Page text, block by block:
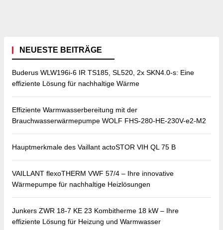
NEUESTE BEITRÄGE
Buderus WLW196i-6 IR TS185, SL520, 2x SKN4.0-s: Eine
effiziente Lösung für nachhaltige Wärme
Effiziente Warmwasserbereitung mit der
Brauchwasserwärmepumpe WOLF FHS-280-HE-230V-e2-M2
Hauptmerkmale des Vaillant actoSTOR VIH QL 75 B
VAILLANT flexoTHERM VWF 57/4 – Ihre innovative
Wärmepumpe für nachhaltige Heizlösungen
Junkers ZWR 18-7 KE 23 Kombitherme 18 kW – Ihre
effiziente Lösung für Heizung und Warmwasser